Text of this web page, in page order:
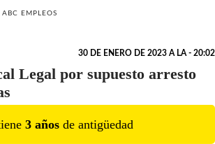
ABC EMPLEOS
30 DE ENERO DE 2023 A LA - 20:02
Legal por supuesto arresto
3 años de antigüedad